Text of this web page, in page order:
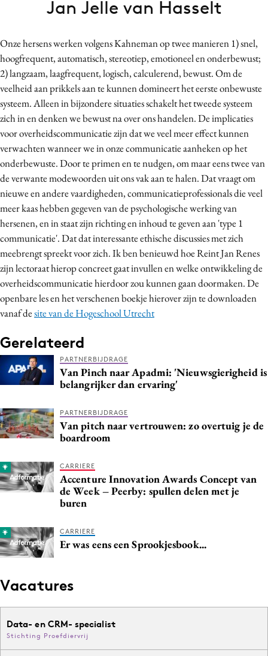
Carriere
Contentmarketing
Craft
Customer Experience
Data & Insights
Design
Digital transformation
Diversiteit
Effectiviteit
Gedragsverandering
Influencer marketing
Interne communicatie
Martech
Media
Merkstrategie
PR
Programmatic
Purpose Marketing
Reputatie & crisis
Onze hersens werken volgens Kahneman op twee manieren 1) snel,
hoogfrequent, automatisch, stereotiep, emotioneel en onderbewust;
2) langzaam, laagfrequent, logisch, calculerend, bewust. Om de
veelheid aan prikkels aan te kunnen domineert het eerste onbewuste
systeem. Alleen in bijzondere situaties schakelt het tweede systeem
zich in en denken we bewust na over ons handelen. De implicaties
voor overheidscommunicatie zijn dat we veel meer effect kunnen
verwachten wanneer we in onze communicatie aanheken op het
onderbewuste. Door te primen en te nudgen, om maar eens twee van
de verwante modewoorden uit ons vak aan te halen. Dat vraagt om
nieuwe en andere vaardigheden, communicatieprofessionals die veel
meer kaas hebben gegeven van de psychologische werking van
hersenen, en in staat zijn richting en inhoud te geven aan 'type 1
communicatie'. Dat dat interessante ethische discussies met zich
meebrengt spreekt voor zich. Ik ben benieuwd hoe Reint Jan Renes
zijn lectoraat hierop concreet gaat invullen en welke ontwikkeling de
overheidscommunicatie hierdoor zou kunnen gaan doormaken. De
openbare les en het verschenen boekje hierover zijn te downloaden
vanaf desite van de Hogeschool Utrecht
Gerelateerd
PARTNERBIJDRAGE
Van Pinch naar Apadmi: 'Nieuwsgierigheid is
belangrijker dan ervaring'
PARTNERBIJDRAGE
Van pitch naar vertrouwen: zo overtuig je de
boardroom
CARRIERE
Accenture Innovation Awards Concept van
de Week – Peerby: spullen delen met je
buren
CARRIERE
Er was eens een Sprookjesbook...
Vacatures
Data- en CRM- specialist
Stichting Proefdiervrij
Jan Jelle van Hasselt